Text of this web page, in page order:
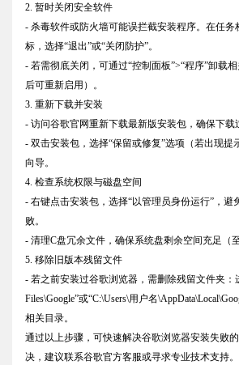
2. 暂时关闭安全软件
- 杀毒软件或防火墙可能误拦截安装程序。在任务
标，选择“退出”或“关闭防护”。
- 若需彻底关闭，可通过“控制面板”>“程序”卸载
后可重新启用）。
3. 重新下载并安装
- 访问谷歌官网重新下载最新版安装包，确保下载
- 双击安装包，选择“保留或修复”选项（若出现提
向导。
4. 检查系统权限与磁盘空间
- 右键点击安装包，选择“以管理员身份运行”，避
败。
- 清理C盘冗余文件，确保系统盘剩余空间充足（
5. 移除旧版本残留文件
- 若之前安装过谷歌浏览器，需删除残留文件夹：
Files\Google”或“C:\Users\用户名
相关目录。
通过以上步骤，可快速解决谷歌浏览器安装失败
决，建议联系谷歌官方客服或寻求专业技术支持。